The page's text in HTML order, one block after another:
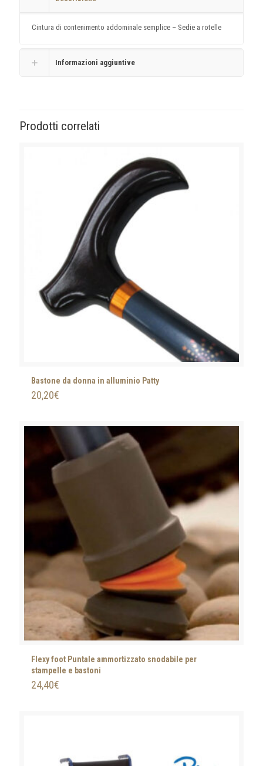
Cintura di contenimento addominale semplice – Sedie a rotelle
Informazioni aggiuntive
Prodotti correlati
Bastone da donna in alluminio Patty
20,20€
Flexy foot Puntale ammortizzato snodabile per
stampelle e bastoni
24,40€